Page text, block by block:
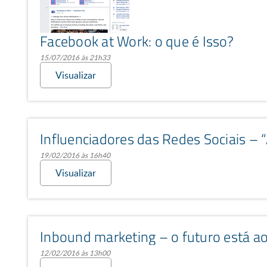
Facebook at Work: o que é Isso?
15/07/2016 às 21h33
Visualizar
19/02/2016 às 16h40
Visualizar
Inbound marketing – o futuro está
12/02/2016 às 13h00